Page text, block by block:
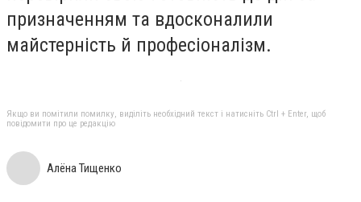
призначенням та вдосконалили
майстерність й професіоналізм.
Якщо ви помітили помилку, виділіть необхідний текст і натисніть Ctrl + Enter, щоб
повідомити про це редакцію
Алёна Тищенко